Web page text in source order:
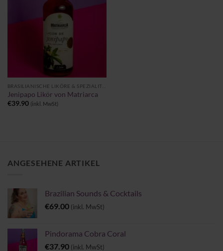
Jenipapo Likör von Matriarca
€39.90 (inkl. MwSt)
ANGESEHENE ARTIKEL
Brazilian Sounds & Cocktails
€69.00 (inkl. MwSt)
Pindorama Cobra Coral
€37.90 (inkl. MwSt)